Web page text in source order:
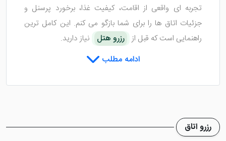
تجربه ای واقعی از اقامت، کیفیت غذا، برخورد پرسنل و
جزئیات اتاق ها را برای شما بازگو می کنم. این کامل ترین
راهنمایی است که قبل از رزرو هتل نیاز دارید.
اگر وقت کافی برای خواندن کل مقاله را ندارید، جدول زیر
ادامه مطلب
رزرو اتاق